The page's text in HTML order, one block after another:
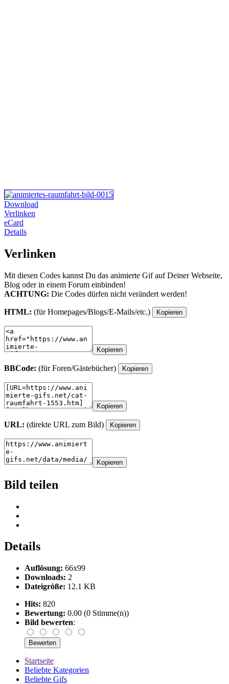
Download
Verlinken
eCard
Details
Verlinken
Mit diesen Codes kannst Du das animierte Gif auf Deiner Webseite,
Blog oder in einem Forum einbinden!
ACHTUNG: Die Codes dürfen nicht verändert werden!
HTML: (für Homepages/Blogs/E-Mails/etc.) Kopieren
Kopieren
BBCode: (für Foren/Gästebücher) Kopieren
Kopieren
URL: (direkte URL zum Bild) Kopieren
Kopieren
Bild teilen
Details
Auflösung: 66x99
Downloads: 2
Dateigröße: 12.1 KB
Hits: 820
Bewertung: 0.00 (0 Stimme(n))
Bild bewerten:
Startseite
Beliebte Kategorien
Beliebte Gifs